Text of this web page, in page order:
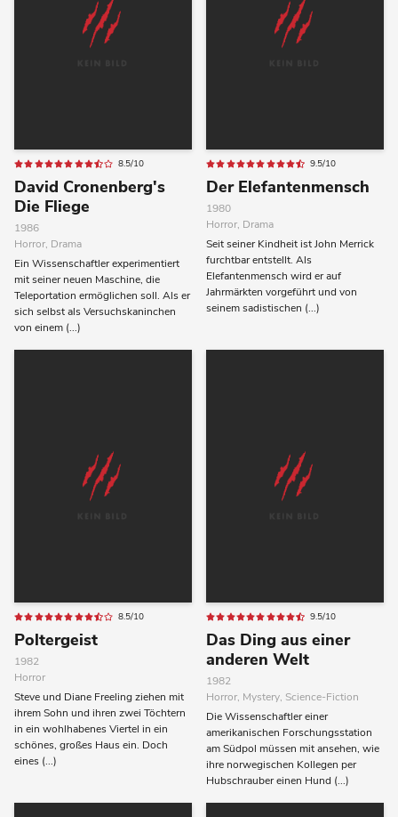
8.5/10
David Cronenberg's
Die Fliege
1986
Horror, Drama
Ein Wissenschaftler experimentiert
mit seiner neuen Maschine, die
Teleportation ermöglichen soll. Als er
sich selbst als Versuchskaninchen
von einem (...)
9.5/10
Der Elefantenmensch
1980
Horror, Drama
Seit seiner Kindheit ist John Merrick
furchtbar entstellt. Als
Elefantenmensch wird er auf
Jahrmärkten vorgeführt und von
seinem sadistischen (...)
8.5/10
Poltergeist
1982
Horror
Steve und Diane Freeling ziehen mit
ihrem Sohn und ihren zwei Töchtern
in ein wohlhabenes Viertel in ein
schönes, großes Haus ein. Doch
eines (...)
9.5/10
Das Ding aus einer
anderen Welt
1982
Horror, Mystery, Science-Fiction
Die Wissenschaftler einer
amerikanischen Forschungsstation
am Südpol müssen mit ansehen, wie
ihre norwegischen Kollegen per
Hubschrauber einen Hund (...)